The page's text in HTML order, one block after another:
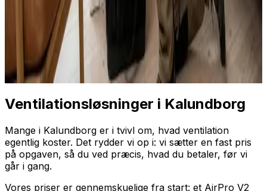
Professionel installation
Få tilbud nu
Ring 70 60 30 04
Ventilationsløsninger i Kalundborg
Mange i Kalundborg er i tvivl om, hvad ventilation
egentlig koster. Det rydder vi op i: vi sætter en fast pris
på opgaven, så du ved præcis, hvad du betaler, før vi
går i gang.
Vores priser er gennemskuelige fra start: et AirPro V2